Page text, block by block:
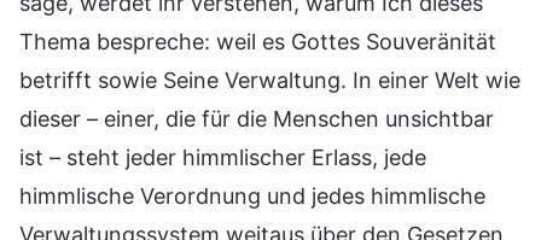
Thema bespreche: weil es Gottes Souveränität
betrifft sowie Seine Verwaltung. In einer Welt wie
dieser – einer, die für die Menschen unsichtbar
ist – steht jeder himmlischer Erlass, jede
himmlische Verordnung und jedes himmlische
Verwaltungssystem weitaus über den Gesetzen